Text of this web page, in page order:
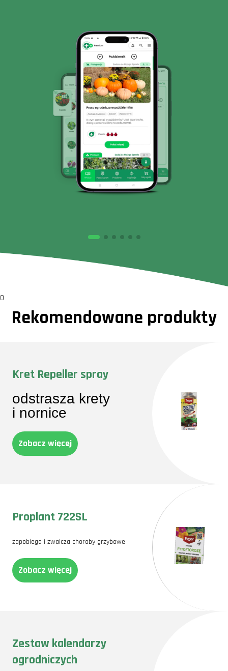
0
Rekomendowane produkty
Kret Repeller spray
odstrasza krety
i nornice
Zobacz więcej
Proplant 722SL
zapobiega i zwalcza choroby grzybowe
Zobacz więcej
Zestaw kalendarzy
ogrodniczych